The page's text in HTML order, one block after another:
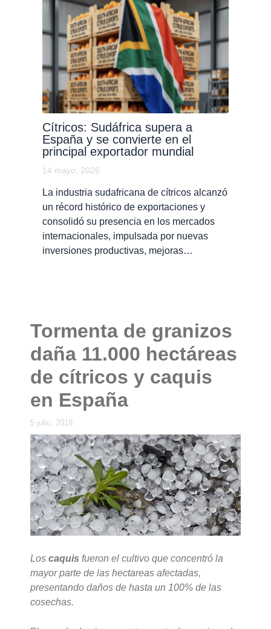
Cítricos: Sudáfrica supera a
España y se convierte en el
principal exportador mundial
14 mayo, 2026
La industria sudafricana de cítricos alcanzó
un récord histórico de exportaciones y
consolidó su presencia en los mercados
internacionales, impulsada por nuevas
inversiones productivas, mejoras…
Tormenta de granizos
daña 11.000 hectáreas
de cítricos y caquis
en España
5 julio, 2018
Loscaquis fueron el cultivo que concentró la
mayor parte de las hectareas afectadas,
presentando daños de hasta un 100% de las
cosechas.